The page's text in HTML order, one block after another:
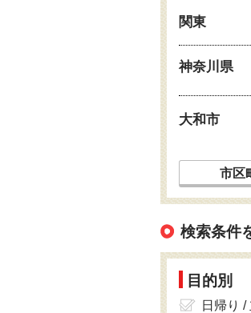
関東
神奈川県
大和市
市区
検索条件
目的別
日帰り /